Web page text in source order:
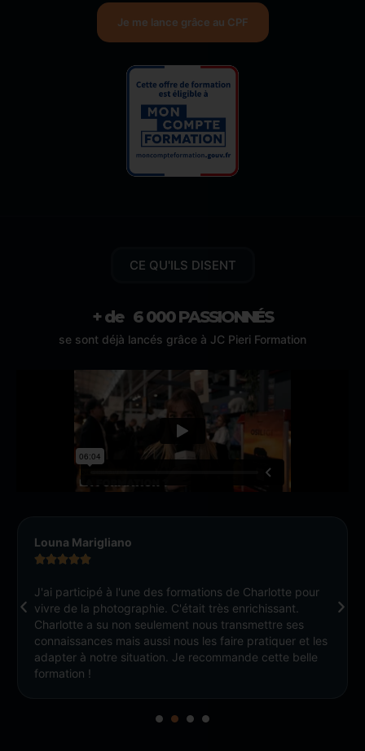
Je me lance grâce au CPF
CE QU'ILS DISENT
se sont déjà lancés grâce à JC Pieri Formation
+ de 6 000 PASSIONNÉS
Louna Marigliano

J'ai participé à l'une des formations de Charlotte pour
vivre de la photographie. C'était très enrichissant.
Charlotte a su non seulement nous transmettre ses
connaissances mais aussi nous les faire pratiquer et les
adapter à notre situation. Je recommande cette belle
formation !